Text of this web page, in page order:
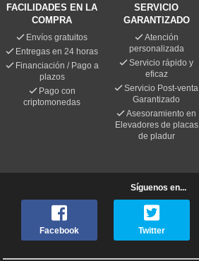
FACILIDADES EN LA
COMPRA
Envíos gratuitos
Entregas en 24 horas
Financiación / Pago a
plazos
Pago con
criptomonedas
SERVICIO
GARANTIZADO
Atención
personalizada
Servicio rápido y
eficaz
Servicio Post-venta
Garantizado
Asesoramiento en
Elevadores de placas
de pladur
Síguenos en...
Facebook Twitter